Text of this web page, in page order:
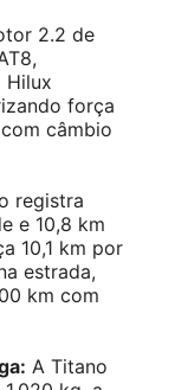
2.2 de
Hilux
força
câmbio
registra
e 10,8 km
10,1 km por
estrada,
km com
A Titano